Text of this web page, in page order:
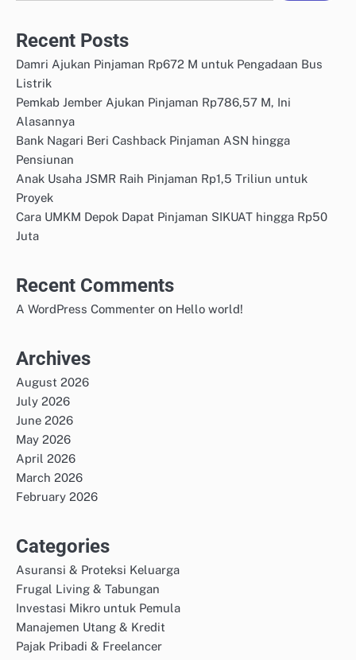
Recent Posts
Damri Ajukan Pinjaman Rp672 M untuk Pengadaan Bus
Listrik
Pemkab Jember Ajukan Pinjaman Rp786,57 M, Ini
Alasannya
Bank Nagari Beri Cashback Pinjaman ASN hingga
Pensiunan
Anak Usaha JSMR Raih Pinjaman Rp1,5 Triliun untuk
Proyek
Cara UMKM Depok Dapat Pinjaman SIKUAT hingga Rp50
Juta
Recent Comments
A WordPress Commenter on Hello world!
Archives
August 2026
July 2026
June 2026
May 2026
April 2026
March 2026
February 2026
Categories
Asuransi & Proteksi Keluarga
Frugal Living & Tabungan
Investasi Mikro untuk Pemula
Manajemen Utang & Kredit
Pajak Pribadi & Freelancer